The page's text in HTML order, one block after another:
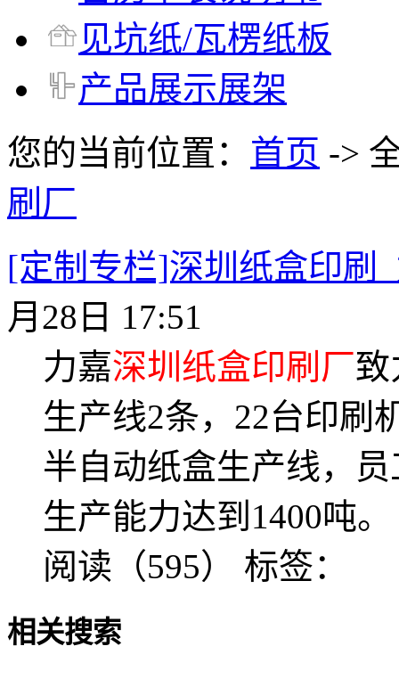
见坑纸/瓦楞纸板
产品展示展架
您的当前位置： 首页 ->
刷厂
[定制专栏]深圳纸盒印刷
月28日 17:51
力嘉深圳纸盒印刷厂致
生产线2条，22台印刷
半自动纸盒生产线，
生产能力达到1400吨。
阅读（595） 标签：
相关搜索